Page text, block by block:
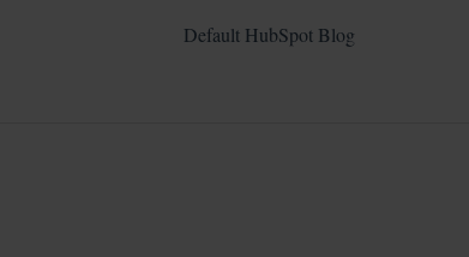
Default HubSpot Blog